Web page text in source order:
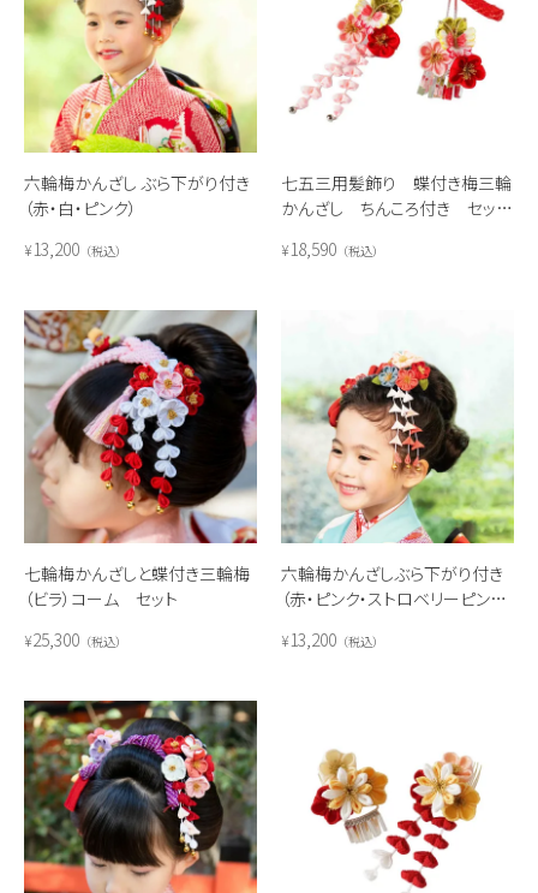
六輪梅かんざし ぶら下がり付き
（赤・白・ピンク）
¥13,200 税込
七五三用髪飾り 蝶付き梅三輪
かんざし ちんころ付き セッ
¥18,590 税込
七輪梅かんざしと蝶付き三輪梅
（ビラ）コーム セット
¥25,300 税込
六輪梅かんざしぶら下がり付き
（赤・ピンク・ストロベリーピンク・
¥13,200 税込